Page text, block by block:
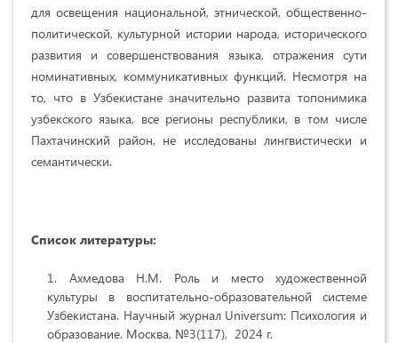
для освещения национальной, этнической, общественно-
политической, культурной истории народа, исторического
развития и совершенствования языка, отражения сути
номинативных, коммуникативных функций. Несмотря на
то, что в Узбекистане значительно развита топонимика
узбекского языка, все регионы республики, в том числе
Пахтачинский район, не исследованы лингвистически и
семантически.
Список литературы:
Ахмедова Н.М. Роль и место художественной
культуры в воспитательно-образовательной системе
Узбекистана. Научный журнал Universum: Психология и
образование. Москва, №3(117), 2024 г.